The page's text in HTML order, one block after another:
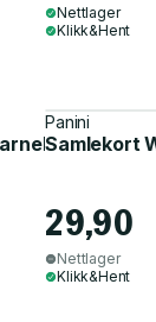
Nettlager
Klikk&Hent
Panini
Samlekort
29,90
Nettlager
Klikk&Hent